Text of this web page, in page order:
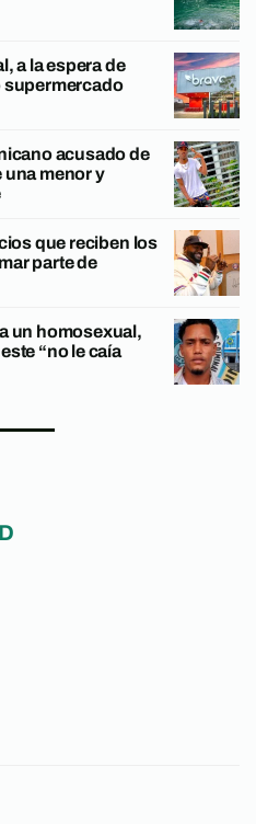
a la espera de
supermercado
acusado de
una menor y
que reciben los
parte de
un homosexual,
“no le caía